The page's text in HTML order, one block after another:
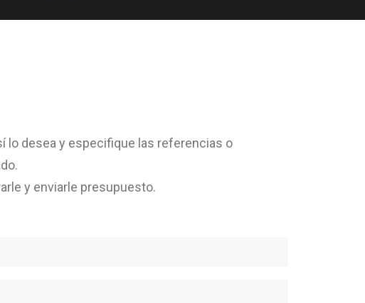
lo desea y especifique las referencias o
y enviarle presupuesto.